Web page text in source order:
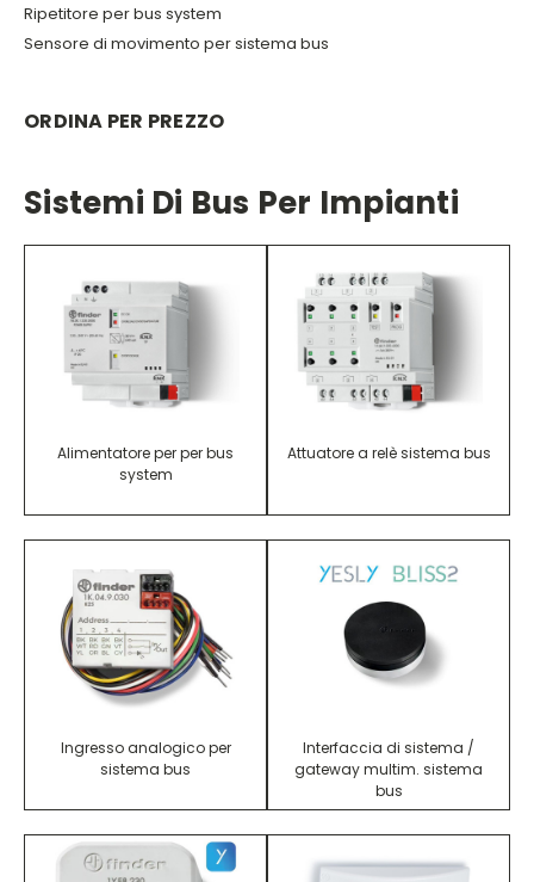
Ripetitore per bus system
Sensore di movimento per sistema bus
ORDINA PER PREZZO
Sistemi Di Bus Per Impianti
Alimentatore per per bus
system
Attuatore a relè sistema bus
Ingresso analogico per
sistema bus
Interfaccia di sistema /
gateway multim. sistema
bus